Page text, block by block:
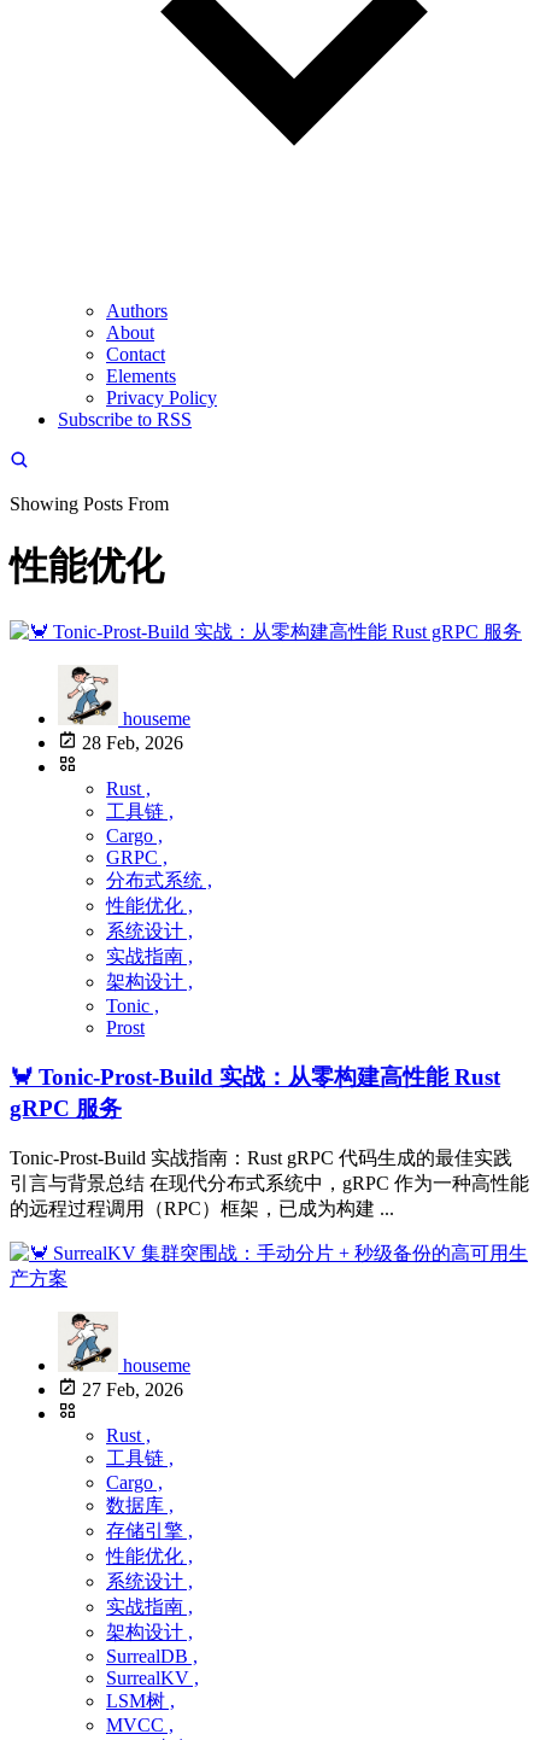
Authors
About
Contact
Elements
Privacy Policy
Subscribe to RSS
Showing Posts From
性能优化
houseme
28 Feb, 2026
Rust ,
工具链 ,
Cargo ,
GRPC ,
分布式系统 ,
性能优化 ,
系统设计 ,
实战指南 ,
架构设计 ,
Tonic ,
Prost
🦀 Tonic-Prost-Build 实战：从零构建高性能 Rust
gRPC 服务
Tonic-Prost-Build 实战指南：Rust gRPC 代码生成的最佳实践
引言与背景总结 在现代分布式系统中，gRPC 作为一种高性能
的远程过程调用（RPC）框架，已成为构建 ...
houseme
27 Feb, 2026
Rust ,
工具链 ,
Cargo ,
数据库 ,
存储引擎 ,
性能优化 ,
系统设计 ,
实战指南 ,
架构设计 ,
SurrealDB ,
SurrealKV ,
LSM树 ,
MVCC ,